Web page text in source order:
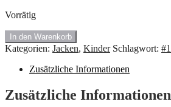
Vorrätig
#1.725
Strick
Jacke
Größe:134-
140
In den Warenkorb
Kategorien: Jacken, Kinder Schlagwort: #1
Zusätzliche Informationen
Zusätzliche Informationen